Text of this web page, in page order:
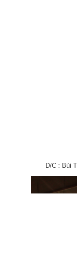
Đ/C : Bùi